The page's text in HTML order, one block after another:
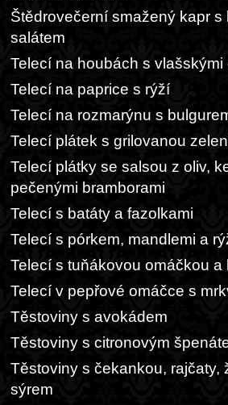
Štědrovečerní smažený kapr s
salátem
Telecí na houbách s
Telecí na paprice s rýží
Telecí na rozmarýnu s
Telecí plátek s grilovanou
Telecí plátky se salsou z oliv,
pečenými bramborami
Telecí s batáty a fazolkami
Telecí s pórkem, mandlemi a
Telecí s tuňákovou omáčkou a
Telecí v pepřové omáčce s
Těstoviny s avokádem
Těstoviny s citronovým
Těstoviny s čekankou, rajčaty,
sýrem